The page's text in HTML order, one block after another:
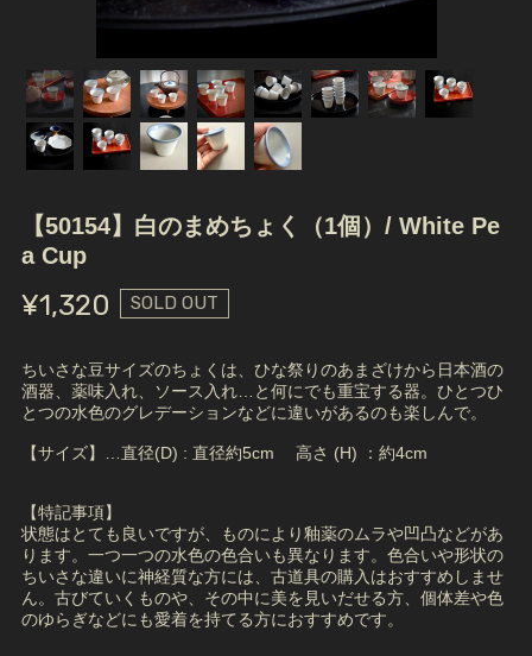
【50154】白のまめちょく（1個）/ White Pe
a Cup
¥1,320 SOLD OUT
ちいさな豆サイズのちょくは、ひな祭りのあまざけから日本酒の
酒器、薬味入れ、ソース入れ…と何にでも重宝する器。ひとつひ
とつの水色のグレデーションなどに違いがあるのも楽しんで。
【サイズ】…直径(D) : 直径約5cm 高さ (H) ：約4cm
【特記事項】
状態はとても良いですが、ものにより釉薬のムラや凹凸などがあ
ります。一つ一つの水色の色合いも異なります。色合いや形状の
ちいさな違いに神経質な方には、古道具の購入はおすすめしませ
ん。古びていくものや、その中に美を見いだせる方、個体差や色
のゆらぎなどにも愛着を持てる方におすすめです。